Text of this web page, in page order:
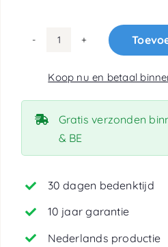
80x220
HR40
aantal
Koop nu en betaal
Gratis verzonden
& BE
30 dagen bedenktijd
10 jaar garantie
Nederlands productie